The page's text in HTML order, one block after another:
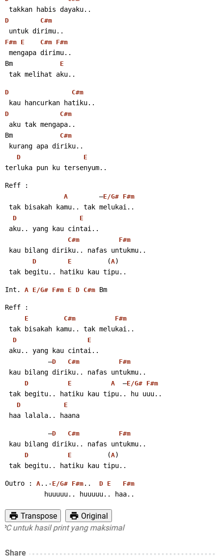
takkan habis dayaku..
D C#m
untuk dirimu..
F#m E C#m F#m
mengapa dirimu..
Bm E
tak melihat aku..
D C#m
kau hancurkan hatiku..
D C#m
aku tak mengapa..
Bm C#m
kurang apa diriku..
D E
terluka pun ku tersenyum..
Reff :
A
        –
E/G# F#m
tak bisakah kamu.. tak melukai..
D E
aku.. yang kau cintai..
C#m F#m
kau bilang diriku.. nafas untukmu..
D E
         (
A)
tak begitu.. hatiku kau tipu..
Int. A E/G# F#m E D C#m Bm
Reff :
E C#m F#m
tak bisakah kamu.. tak melukai..
D E
aku.. yang kau cintai..
           –
D C#m F#m
kau bilang diriku.. nafas untukmu..
D E A
  –
E/G# F#m
tak begitu.. hatiku kau tipu.. hu uuu..
D E
haa lalala.. haana
           –
D C#m F#m
kau bilang diriku.. nafas untukmu..
D E
         (
A)
tak begitu.. hatiku kau tipu..
Outro : A ..- E/G# F#m .. D E F#m
          huuuuu.. huuuuu.. haa..
Transpose
Original
untuk hasil print yang maksimal
Share